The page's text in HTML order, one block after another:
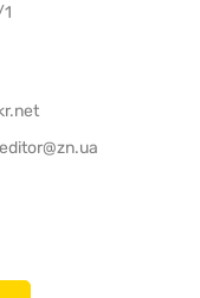
editor@zn.ua